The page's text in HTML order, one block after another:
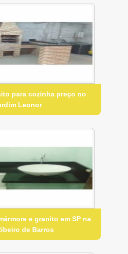
para cozinha preço no
Leonor
e granito em SP na
de Barros